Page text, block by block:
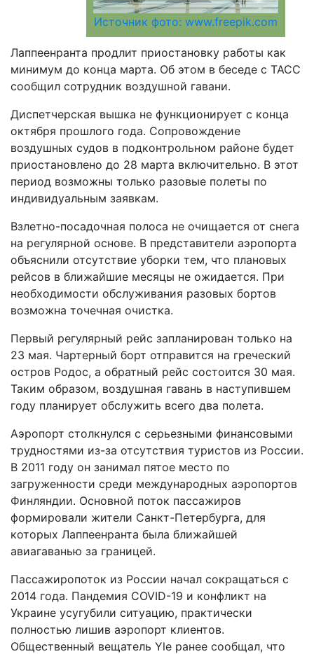
Источник фото: www.freepik.com
Лаппеенранта продлит приостановку работы как
минимум до конца марта. Об этом в беседе с ТАСС
сообщил сотрудник воздушной гавани.
Диспетчерская вышка не функционирует с конца
октября прошлого года. Сопровождение
воздушных судов в подконтрольном районе будет
приостановлено до 28 марта включительно. В этот
период возможны только разовые полеты по
индивидуальным заявкам.
Взлетно-посадочная полоса не очищается от снега
на регулярной основе. В представители аэропорта
объяснили отсутствие уборки тем, что плановых
рейсов в ближайшие месяцы не ожидается. При
необходимости обслуживания разовых бортов
возможна точечная очистка.
Первый регулярный рейс запланирован только на
23 мая. Чартерный борт отправится на греческий
остров Родос, а обратный рейс состоится 30 мая.
Таким образом, воздушная гавань в наступившем
году планирует обслужить всего два полета.
Аэропорт столкнулся с серьезными финансовыми
трудностями из-за отсутствия туристов из России.
В 2011 году он занимал пятое место по
загруженности среди международных аэропортов
Финляндии. Основной поток пассажиров
формировали жители Санкт-Петербурга, для
которых Лаппеенранта была ближайшей
авиагаванью за границей.
Пассажиропоток из России начал сокращаться с
2014 года. Пандемия COVID-19 и конфликт на
Украине усугубили ситуацию, практически
полностью лишив аэропорт клиентов.
Общественный вещатель Yle ранее сообщал, что